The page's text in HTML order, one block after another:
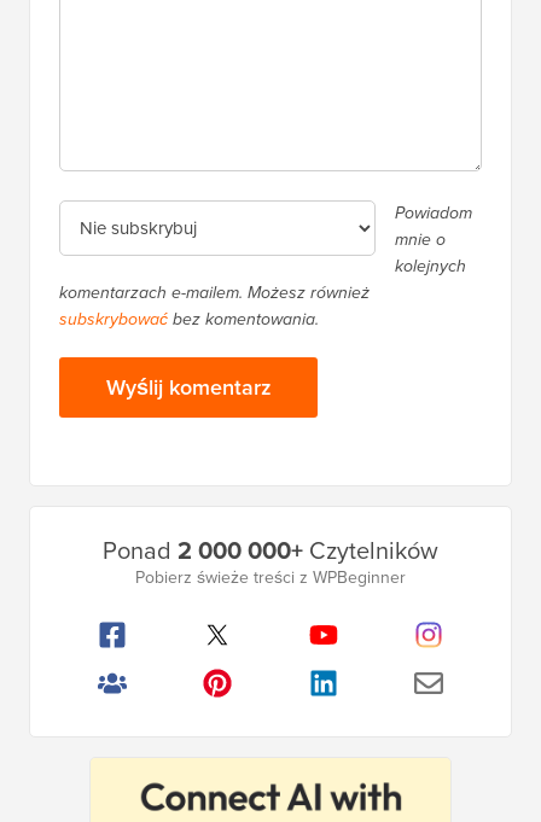
Powiadom
mnie o
kolejnych
komentarzach e-mailem. Możesz również
subskrybowaćbez komentowania.
Ponad 2 000 000+ Czytelników
Pobierz świeże treści z WPBeginner